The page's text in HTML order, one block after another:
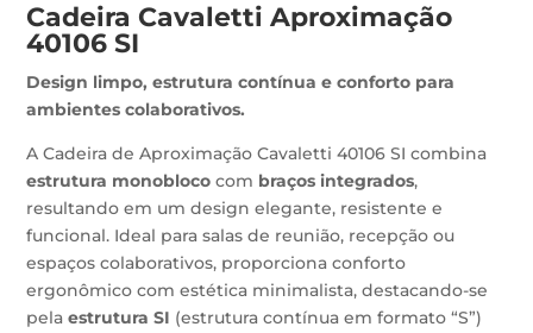
Cadeira Cavaletti Aproximação
40106 SI
Design limpo, estrutura contínua e conforto para
ambientes colaborativos.
A Cadeira de Aproximação Cavaletti 40106 SI combina
estrutura monobloco com braços integrados,
resultando em um design elegante, resistente e
funcional. Ideal para salas de reunião, recepção ou
espaços colaborativos, proporciona conforto
ergonômico com estética minimalista, destacando-se
pelaestrutura SI (estrutura contínua em formato “S”)